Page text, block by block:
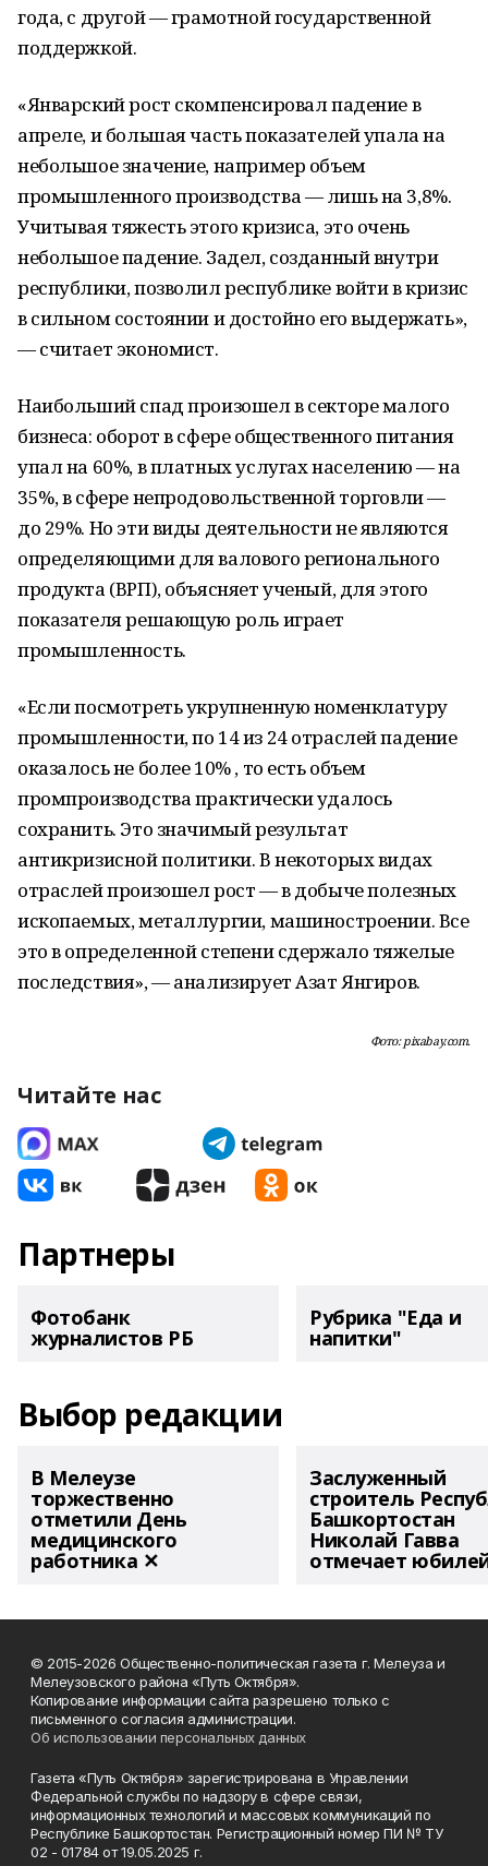
года, с другой — грамотной государственной
поддержкой.
«Январский рост скомпенсировал падение в
апреле, и большая часть показателей упала на
небольшое значение, например объем
промышленного производства — лишь на 3,8%.
Учитывая тяжесть этого кризиса, это очень
небольшое падение. Задел, созданный внутри
республики, позволил республике войти в кризис
в сильном состоянии и достойно его выдержать»,
— считает экономист.
Наибольший спад произошел в секторе малого
бизнеса: оборот в сфере общественного питания
упал на 60%, в платных услугах населению — на
35%, в сфере непродовольственной торговли —
до 29%. Но эти виды деятельности не являются
определяющими для валового регионального
продукта (ВРП), объясняет ученый, для этого
показателя решающую роль играет
промышленность.
«Если посмотреть укрупненную номенклатуру
промышленности, по 14 из 24 отраслей падение
оказалось не более 10% , то есть объем
промпроизводства практически удалось
сохранить. Это значимый результат
антикризисной политики. В некоторых видах
отраслей произошел рост — в добыче полезных
ископаемых, металлургии, машиностроении. Все
это в определенной степени сдержало тяжелые
последствия», — анализирует Азат Янгиров.
Фото: pixabay.com.
Читайте нас
Партнеры
Фотобанк
журналистов РБ
Рубрика "Еда и
напитки"
Выбор редакции
В Мелеузе
торжественно
отметили День
медицинского
работника ✕
Заслуженный
строитель
Башкортостан
Николай Гавва
отмечает
© 2015-2026 Общественно-политическая газета г. Мелеуза и
Мелеузовского района «Путь Октября».
Копирование информации сайта разрешено только с
письменного согласия администрации.
Об использовании персональных данных
Газета «Путь Октября» зарегистрирована в Управлении
Федеральной службы по надзору в сфере связи,
информационных технологий и массовых коммуникаций по
Республике Башкортостан. Регистрационный номер ПИ № ТУ
02 - 01784 от 19.05.2025 г.